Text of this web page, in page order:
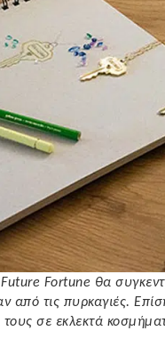
Fortune θα
από τις πυρκαγιές. Ε
τους σε εκλεκτά